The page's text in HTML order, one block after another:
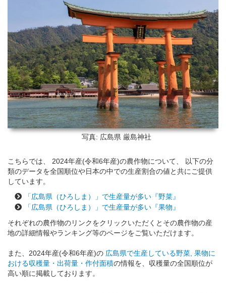
写真: 広島県 厳島神社
こちらでは、 2024年産(令和6年産)の農作物について、 以下の分
類のデータを全国順位や日本の中での生産割合の値と共にご提供
しています。
「広島県（ひろしま）」で生産量が多い『野菜』
「広島県（ひろしま）」で生産量が多い『果物』
それぞれの農作物のリンクをクリックいただくとその農作物の産
地の詳細情報やランキング等のページをご覧いただけます。
また、2024年産(令和6年産)の 広島県で生産している野菜, 果物に
おける収穫量・出荷量・作付面積の情報を、収穫量の全国順位が
高い順に掲載しております。